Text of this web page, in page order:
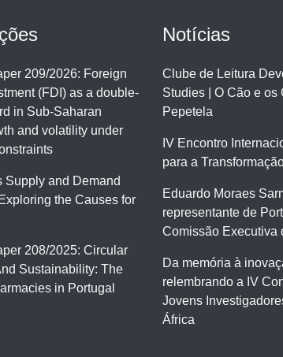
209/2026: Foreign
(FDI) as a double-
in Sub-Saharan
and volatility under
Supply and Demand
the Causes for
208/2025: Circular
Sustainability: The
in Portugal
Notícias
Clube de Leitura
Studies | O Cão e os
Pepetela
IV Encontro
para a
Eduardo Moraes
representante de
Comissão Executiva
Da memória à
relembrando a IV
Jovens
África